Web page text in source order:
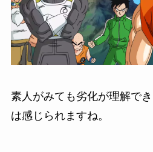
素人がみても劣化が理解で
は感じられますね。